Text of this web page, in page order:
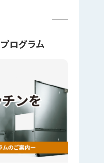
ログラム